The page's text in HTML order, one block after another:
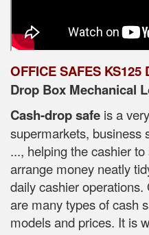
OFFICE SAFES KS125
Drop Box Mechanical
Cash-drop safe is a
supermarkets, business
..., helping the cashier
arrange money neatly
daily cashier
are many types of cash
models and prices. It is